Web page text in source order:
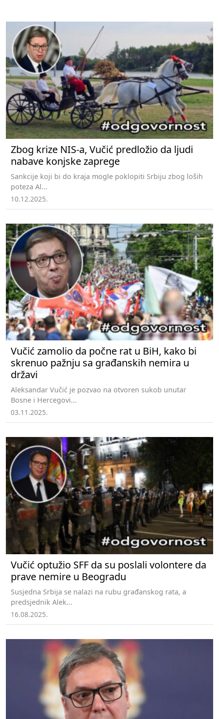
Zbog krize NIS-a, Vučić predložio da ljudi
nabave konjske zaprege
Sankcije koji bi do kraja mogle poklopiti Srbiju zbog loših
poteza Al...
10.12.2025.
Vučić zamolio da počne rat u BiH, kako bi
skrenuo pažnju sa građanskih nemira u
državi
Aleksandar Vučić je pozvao na otvoren sukob unutar
Bosne i Hercegovi...
03.11.2025.
Vučić optužio SFF da su poslali volontere da
prave nemire u Beogradu
Susjedna Srbija se nalazi na rubu građanskog rata, a
predsjednik Alek...
16.08.2025.